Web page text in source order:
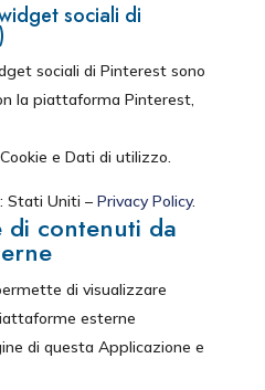
sociali di
sociali di Pinterest sono
la piattaforma Pinterest,
e Dati di utilizzo.
Stati Uniti – Privacy Policy.
di contenuti da
di visualizzare
esterne
di questa Applicazione e